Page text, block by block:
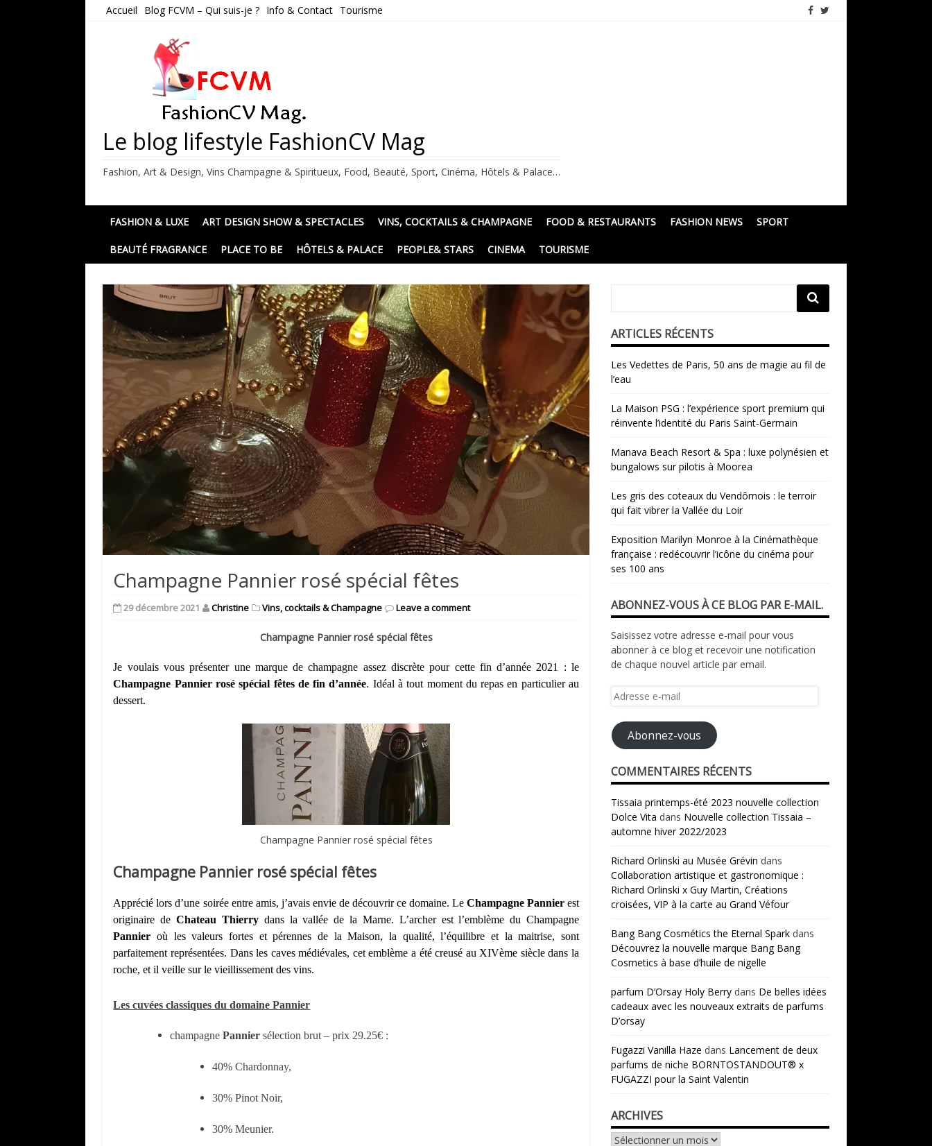
Accueil Blog FCVM – Qui suis-je ? Info & Contact Tourisme
Le blog lifestyle FashionCV Mag
Fashion, Art & Design, Vins Champagne & Spiritueux, Food, Beauté, Sport, Cinéma, Hôtels & Palace…
FASHION & LUXE ART DESIGN SHOW & SPECTACLES VINS, COCKTAILS & CHAMPAGNE FOOD & RESTAURANTS FASHION NEWS SPORT
BEAUTÉ FRAGRANCE PLACE TO BE HÔTELS & PALACE PEOPLE& STARS CINEMA TOURISME
Champagne Pannier rosé spécial fêtes
29 décembre 2021 Christine Vins, cocktails & Champagne Leave a comment
Champagne Pannier rosé spécial fêtes
Je voulais vous présenter une marque de champagne assez discrète pour cette fin d’année 2021 : le
Champagne Pannier rosé spécial fêtes de fin d’année. Idéal à tout moment du repas en particulier au
dessert.
Champagne Pannier rosé spécial fêtes
Champagne Pannier rosé spécial fêtes
Apprécié lors d’une soirée entre amis, j’avais envie de découvrir ce domaine. Le Champagne Pannierest
originaire deChateau Thierry dans la vallée de la Marne. L’archer est l’emblème du Champagne
Pannier où les valeurs fortes et pérennes de la Maison, la qualité, l’équilibre et la maitrise, sont
parfaitement représentées. Dans les caves médiévales, cet emblème a été creusé au XIVème siècle dans la
roche, et il veille sur le vieillissement des vins.
Les cuvées classiques du domaine Pannier
champagnePannier sélection brut – prix 29.25€ :
40% Chardonnay,
30% Pinot Noir,
30% Meunier.
ARTICLES RÉCENTS
Les Vedettes de Paris, 50 ans de magie au fil de
l’eau
La Maison PSG : l’expérience sport premium qui
réinvente l’identité du Paris Saint‑Germain
Manava Beach Resort & Spa : luxe polynésien et
bungalows sur pilotis à Moorea
Les gris des coteaux du Vendômois : le terroir
qui fait vibrer la Vallée du Loir
​Exposition Marilyn Monroe à la Cinémathèque
française : redécouvrir l’icône du cinéma pour
ses 100 ans
ABONNEZ-VOUS À CE BLOG PAR E-MAIL.
Saisissez votre adresse e-mail pour vous
abonner à ce blog et recevoir une notification
de chaque nouvel article par email.
Adresse
mail
Abonnez-vous
COMMENTAIRES RÉCENTS
Tissaia printemps-été 2023 nouvelle collection
Dolce Vita dans Nouvelle collection Tissaia –
automne hiver 2022/2023
Richard Orlinski au Musée Grévin dans
Collaboration artistique et gastronomique :
Richard Orlinski x Guy Martin, Créations
croisées, VIP à la carte au Grand Véfour
Bang Bang Cosmétics the Eternal Spark dans
Découvrez la nouvelle marque Bang Bang
Cosmetics à base d’huile de nigelle
parfum D’Orsay Holy Berry dans De belles idées
cadeaux avec les nouveaux extraits de parfums
D’orsay
Fugazzi Vanilla Haze dans Lancement de deux
parfums de niche BORNTOSTANDOUT® x
FUGAZZI pour la Saint Valentin
ARCHIVES
Archives